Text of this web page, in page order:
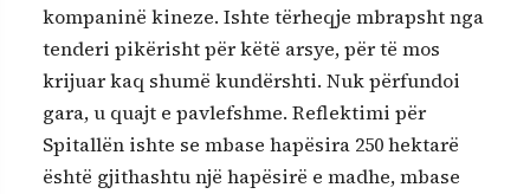
kompaninë kineze. Ishte tërheqje mbrapsht nga
tenderi pikërisht për këtë arsye, për të mos
krijuar kaq shumë kundërshti. Nuk përfundoi
gara, u quajt e pavlefshme. Reflektimi për
Spitallën ishte se mbase hapësira 250 hektarë
është gjithashtu një hapësirë e madhe, mbase